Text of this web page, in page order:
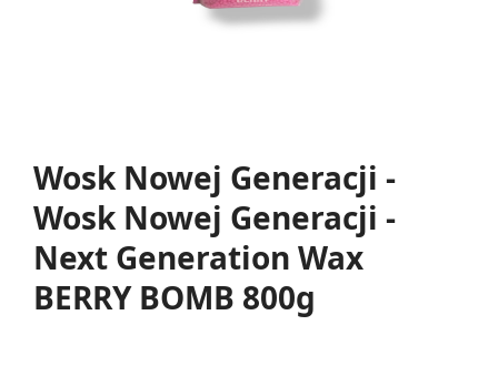
Wosk Nowej Generacji -
Wosk Nowej Generacji -
Next Generation Wax
BERRY BOMB 800g